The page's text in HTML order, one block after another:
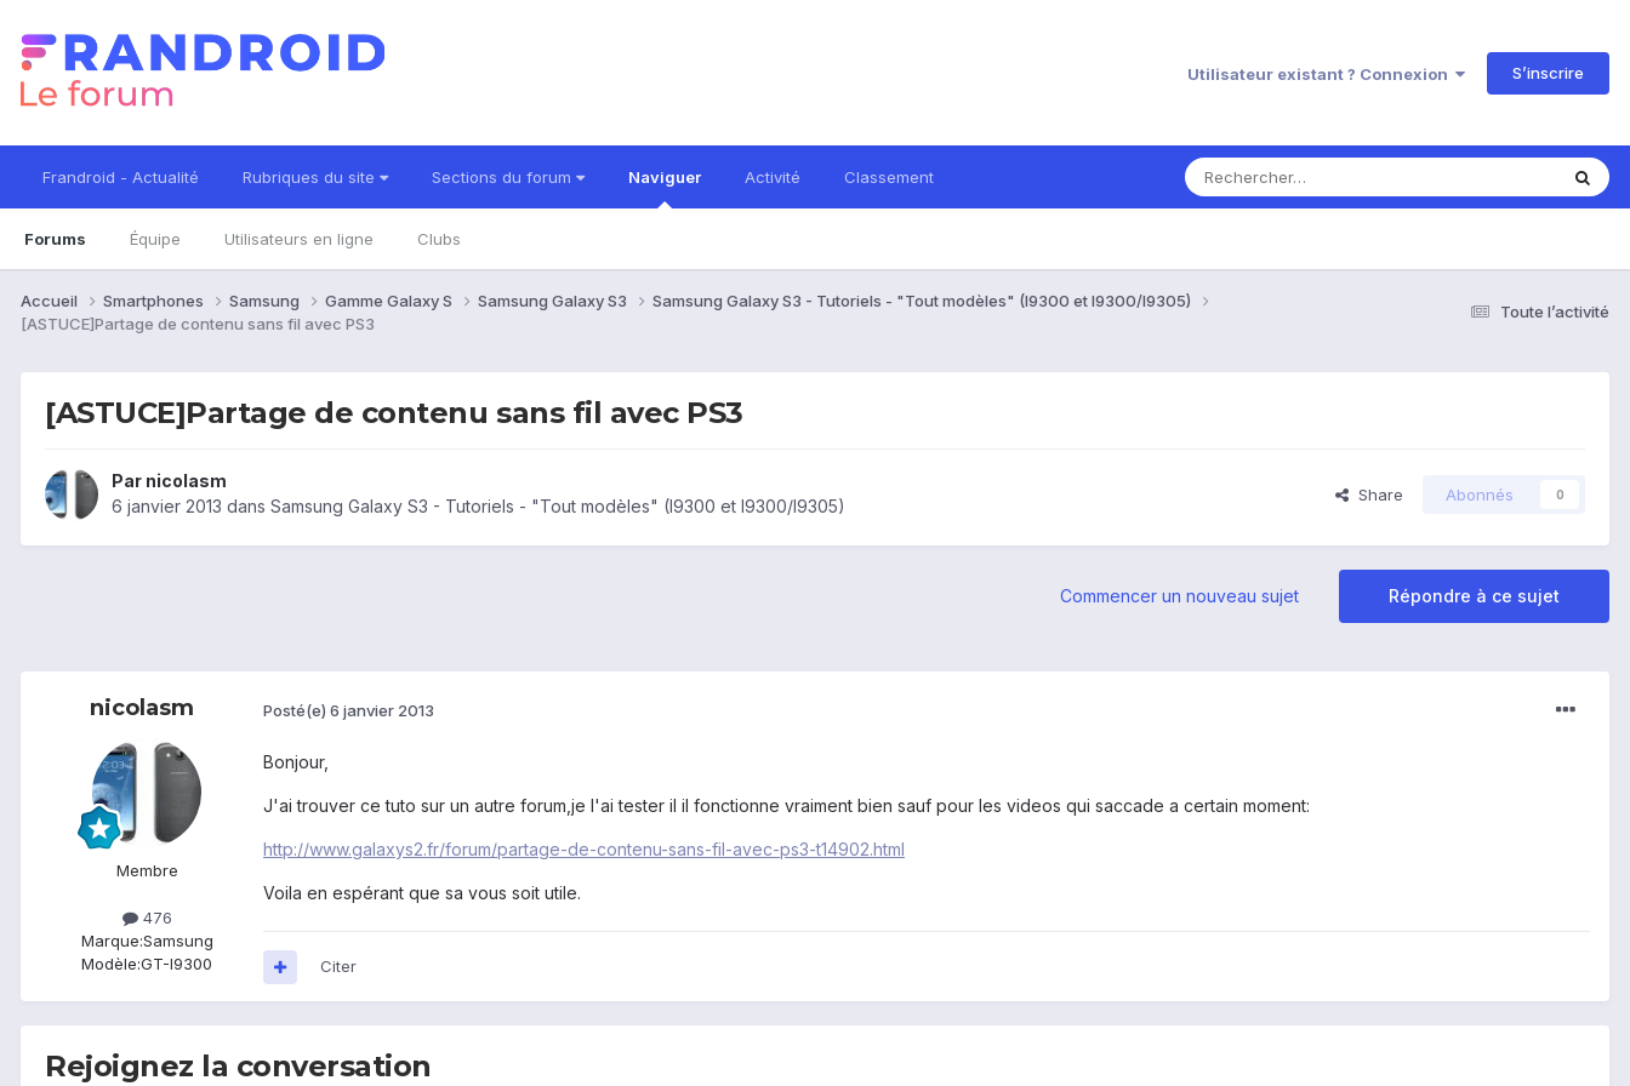
Utilisateur existant ? Connexion S’inscrire
Frandroid - Actualité Rubriques du site Sections du forum Naviguer
Forums Équipe Utilisateurs en ligne Clubs
Activité Classement
Toute l’activité
Accueil Smartphones Samsung Gamme Galaxy S Samsung Galaxy S3
Samsung Galaxy S3 - Tutoriels - "Tout modèles" (I9300 et I9300/I9305)
[ASTUCE]Partage de contenu sans fil avec PS3
[ASTUCE]Partage de contenu sans fil avec PS3
Par nicolasm
6 janvier 2013 dans Samsung Galaxy S3 - Tutoriels - "Tout modèles" (I9300 et I9300/I9305)
Share Abonnés 0
Répondre à ce sujet
Commencer un nouveau sujet
nicolasm
Membre
476
Marque:Samsung
Modèle:GT-I9300
Posté(e) 6 janvier 2013
Bonjour,
J'ai trouver ce tuto sur un autre forum,je l'ai tester il il fonctionne vraiment bien sauf pour les videos qui saccade a certain moment:
http://www.galaxys2.fr/forum/partage-de-contenu-sans-fil-avec-ps3-t14902.html
Voila en espérant que sa vous soit utile.
Citer
Rejoignez la conversation